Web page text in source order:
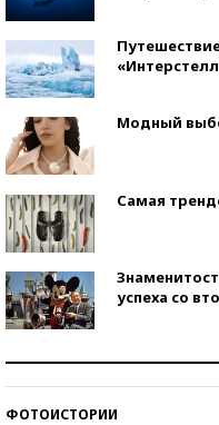
Модный
Самая
успеха со
ФОТОИСТОРИИ